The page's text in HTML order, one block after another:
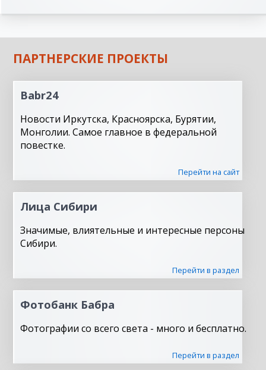
ПАРТНЕРСКИЕ ПРОЕКТЫ
Babr24
Новости Иркутска, Красноярска, Бурятии,
Монголии. Самое главное в федеральной
повестке.
Перейти на сайт
Лица Сибири
Значимые, влиятельные и интересные персоны
Сибири.
Перейти в раздел
Фотобанк Бабра
Фотографии со всего света - много и бесплатно.
Перейти в раздел